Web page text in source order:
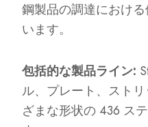
鋼製品の調達におけ
います。
包括的な製品ライン:
ル、プレート、スト
ざまな形状の 436 ス